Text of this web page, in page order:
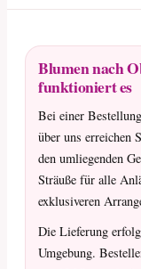
Blumen nach
funktioniert es
Bei einer
über uns erreichen
den umliegenden
Sträuße für alle
exklusiveren
Die Lieferung
Umgebung.